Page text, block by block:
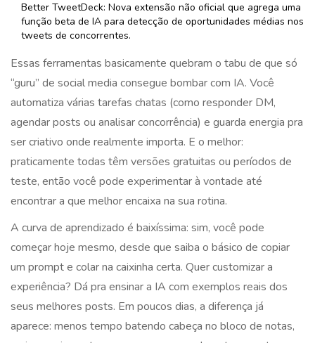
Better TweetDeck: Nova extensão não oficial que agrega uma
função beta de IA para detecção de oportunidades médias nos
tweets de concorrentes.
Essas ferramentas basicamente quebram o tabu de que só
“guru” de social media consegue bombar com IA. Você
automatiza várias tarefas chatas (como responder DM,
agendar posts ou analisar concorrência) e guarda energia pra
ser criativo onde realmente importa. E o melhor:
praticamente todas têm versões gratuitas ou períodos de
teste, então você pode experimentar à vontade até
encontrar a que melhor encaixa na sua rotina.
A curva de aprendizado é baixíssima: sim, você pode
começar hoje mesmo, desde que saiba o básico de copiar
um prompt e colar na caixinha certa. Quer customizar a
experiência? Dá pra ensinar a IA com exemplos reais dos
seus melhores posts. Em poucos dias, a diferença já
aparece: menos tempo batendo cabeça no bloco de notas,